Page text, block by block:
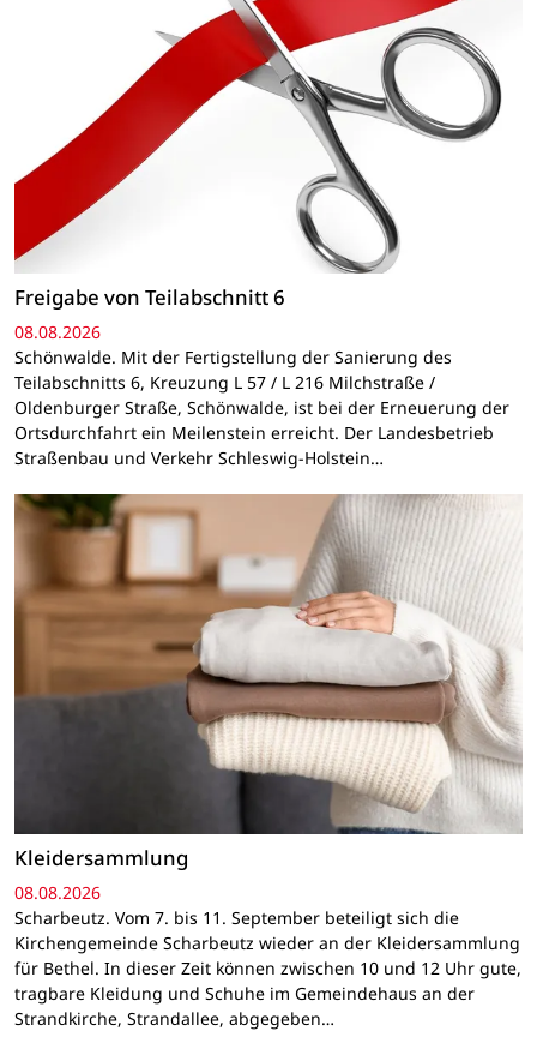
Freigabe von Teilabschnitt 6
08.08.2026
Schönwalde. Mit der Fertigstellung der Sanierung des
Teilabschnitts 6, Kreuzung L 57 / L 216 Milchstraße /
Oldenburger Straße, Schönwalde, ist bei der Erneuerung der
Ortsdurchfahrt ein Meilenstein erreicht. Der Landesbetrieb
Straßenbau und Verkehr Schleswig-Holstein…
Kleidersammlung
08.08.2026
Scharbeutz. Vom 7. bis 11. September beteiligt sich die
Kirchengemeinde Scharbeutz wieder an der Kleidersammlung
für Bethel. In dieser Zeit können zwischen 10 und 12 Uhr gute,
tragbare Kleidung und Schuhe im Gemeindehaus an der
Strandkirche, Strandallee, abgegeben…